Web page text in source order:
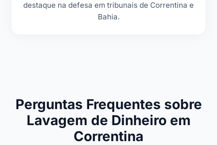
destaque na defesa em tribunais de Correntina e
Bahia.
Perguntas Frequentes sobre
Lavagem de Dinheiro em
Correntina